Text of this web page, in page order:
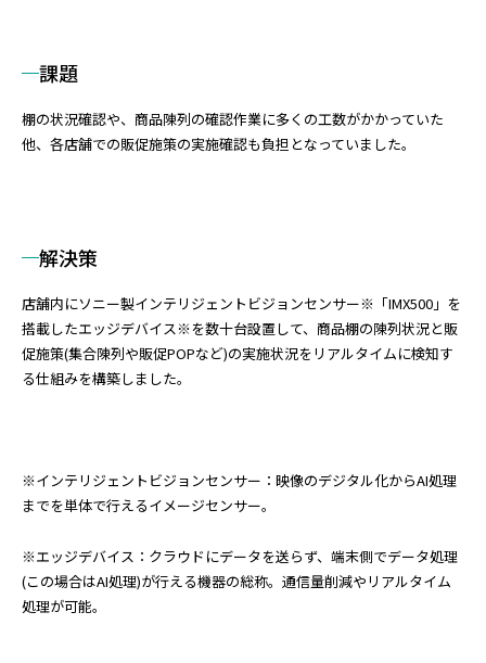
課題
棚の状況確認や、商品陳列の確認作業に多くの工数がかかっていた
他、各店舗での販促施策の実施確認も負担となっていました。
解決策
店舗内にソニー製インテリジェントビジョンセンサー※「IMX500」を
搭載したエッジデバイス※を数十台設置して、商品棚の陳列状況と販
促施策(集合陳列や販促POPなど)の実施状況をリアルタイムに検知す
る仕組みを構築しました。
※インテリジェントビジョンセンサー：映像のデジタル化からAI処理
までを単体で行えるイメージセンサー。
※エッジデバイス：クラウドにデータを送らず、端末側でデータ処理
(この場合はAI処理)が行える機器の総称。通信量削減やリアルタイム
処理が可能。